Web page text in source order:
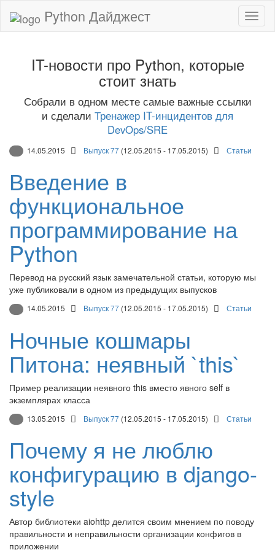
Python Дайджест
IT-новости про Python, которые
стоит знать
Собрали в одном месте самые важные ссылки
и сделали Тренажер IT-инцидентов для
DevOps/SRE
14.05.2015 Выпуск 77 (12.05.2015 - 17.05.2015) Статьи
Введение в
функциональное
программирование на
Python
Перевод на русский язык замечательной статьи, которую мы
уже публиковали в одном из предыдущих выпусков
14.05.2015 Выпуск 77 (12.05.2015 - 17.05.2015) Статьи
Ночные кошмары
Питона: неявный `this`
Пример реализации неявного this вместо явного self в
экземплярах класса
13.05.2015 Выпуск 77 (12.05.2015 - 17.05.2015) Статьи
Почему я не люблю
конфигурацию в django-
style
Автор библиотеки aiohttp делится своим мнением по поводу
правильности и неправильности организации конфигов в
приложении